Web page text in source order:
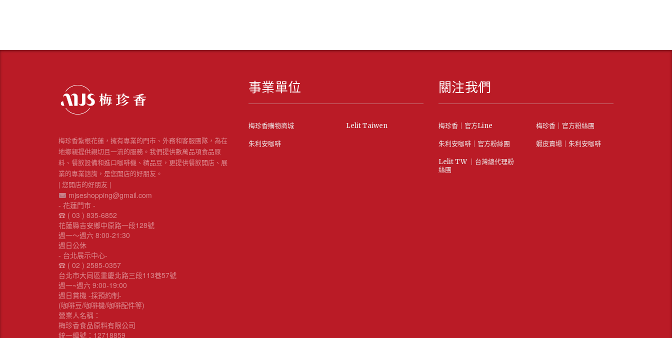
梅珍香紮根花蓮，擁有專業的門市、外務和客服團隊，為在
地鄉親提供親切且一流的服務。我們提供數萬品項食品原
料、餐飲設備和進口咖啡機、精品豆，更提供餐飲開店、展
業的專業諮詢，是您開店的好朋友。
| 您開店的好朋友 |
mjseshopping@gmail.com
- 花蓮門市 -
☎︎ ( 03 ) 835-6852
花蓮縣吉安鄉中原路一段128號
週一～週六 8:00-21:30
週日公休
- 台北展示中心-
☎︎ ( 02 ) 2585-0357
台北市大同區重慶北路三段113巷57號
週一~週六 9:00-19:00
週日賞機 -採預約制-
(咖啡豆/咖啡機/咖啡配件等)
營業人名稱：
梅珍香食品原料有限公司
統一編號：12718859
事業單位
梅珍香購物商城 Lelit Taiwen
朱利安咖啡
關注我們
梅珍香｜官方Line 梅珍香｜官方粉絲團
朱利安咖啡｜官方粉絲團 蝦皮賣場｜朱利安咖啡
Lelit TW ｜台灣總代理粉
絲團